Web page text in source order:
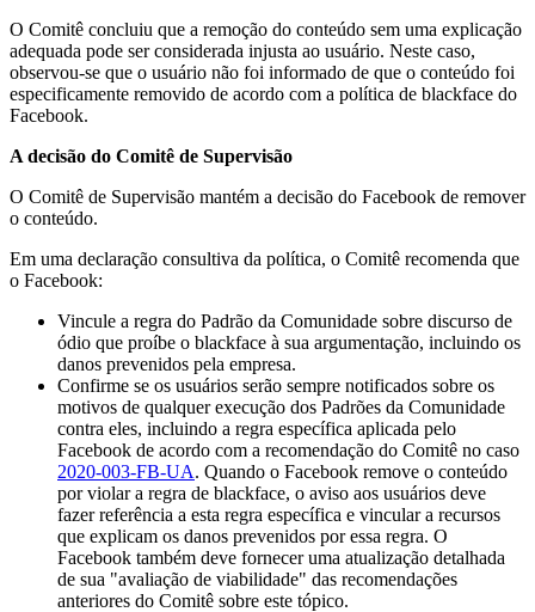
O Comitê concluiu que a remoção do conteúdo sem uma explicação
adequada pode ser considerada injusta ao usuário. Neste caso,
observou-se que o usuário não foi informado de que o conteúdo foi
especificamente removido de acordo com a política de blackface do
Facebook.
A decisão do Comitê de Supervisão
O Comitê de Supervisão mantém a decisão do Facebook de remover
o conteúdo.
Em uma declaração consultiva da política, o Comitê recomenda que
o Facebook:
Vincule a regra do Padrão da Comunidade sobre discurso de
ódio que proíbe o blackface à sua argumentação, incluindo os
danos prevenidos pela empresa.
Confirme se os usuários serão sempre notificados sobre os
motivos de qualquer execução dos Padrões da Comunidade
contra eles, incluindo a regra específica aplicada pelo
Facebook de acordo com a recomendação do Comitê no caso
2020-003-FB-UA. Quando o Facebook remove o conteúdo
por violar a regra de blackface, o aviso aos usuários deve
fazer referência a esta regra específica e vincular a recursos
que explicam os danos prevenidos por essa regra. O
Facebook também deve fornecer uma atualização detalhada
de sua "avaliação de viabilidade" das recomendações
anteriores do Comitê sobre este tópico.